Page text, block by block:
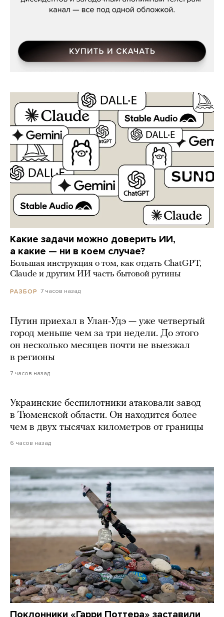
Какие задачи можно доверить ИИ,
а какие — ни в коем случае?
Большая инструкция о том, как отдать ChatGPT,
Claude и другим ИИ часть бытовой рутины
РАЗБОР 7 часов назад
Путин приехал в Улан-Удэ — уже четвертый
город меньше чем за три недели. До этого
он несколько месяцев почти не выезжал
в регионы
7 часов назад
Украинские беспилотники атаковали завод
в Тюменской области. Он находится более
чем в двух тысячах километров от границы
6 часов назад
Поклонники «Гарри Поттера» заставили